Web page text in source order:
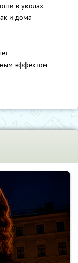
в уколах
и дома
эффектом